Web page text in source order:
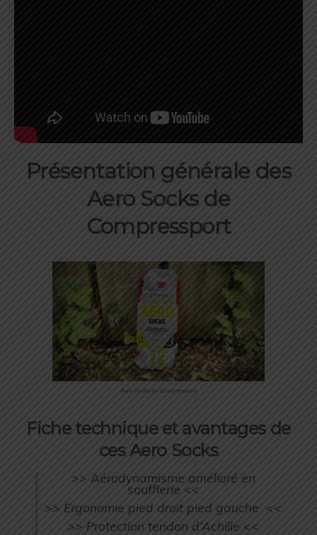
Présentation générale des
Aero Socks de
Compressport
Aero Socks by Compressport
Fiche technique et avantages de
ces Aero Socks
>> Aérodynamisme amélioré en
soufflerie <<
>> Ergonomie pied droit pied gauche <<
>> Protection tendon d’Achille <<